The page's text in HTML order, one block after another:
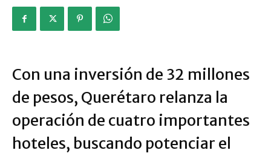
Con una inversión de 32 millones
de pesos, Querétaro relanza la
operación de cuatro importantes
hoteles, buscando potenciar el